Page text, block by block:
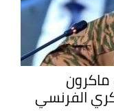
الفرنسي